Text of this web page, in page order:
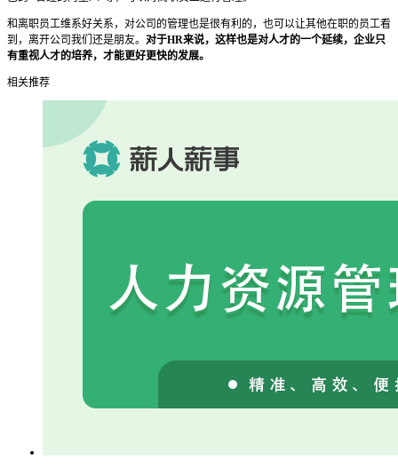
和离职员工维系好关系，对公司的管理也是很有利的，也可以让其他在职的员工看
到，离开公司我们还是朋友。 对于HR来说，这样也是对人才的一个延续，企业只
有重视人才的培养，才能更好更快的发展。
相关推荐